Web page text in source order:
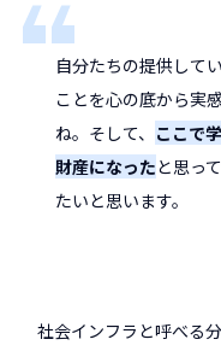
自分たちの提供して
ことを心の底から実
ね。そして、 ここで
財産になったと思っ
たいと思います。
社会インフラと呼べる